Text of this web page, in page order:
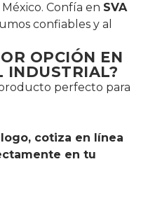
Confía en SVA
confiables y al
OPCIÓN EN
INDUSTRIAL?
perfecto para
cotiza en línea
en tu